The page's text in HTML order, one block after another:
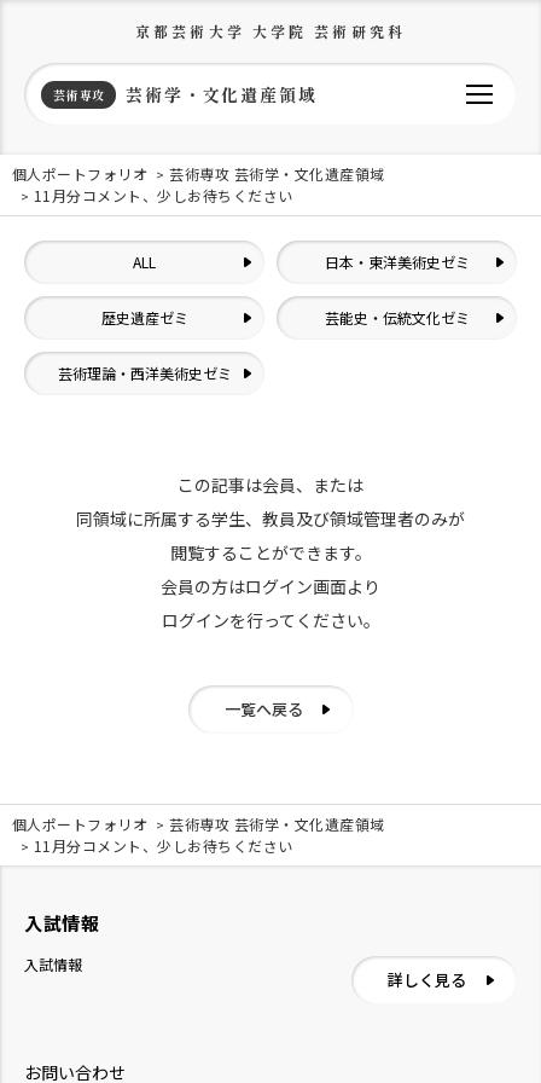
京都芸術大学 大学院 芸術研究科
芸術専攻 芸術学・文化遺産領域
個人ポートフォリオ
芸術専攻 芸術学・文化遺産領域
11月分コメント、少しお待ちください
ALL 日本・東洋美術史ゼミ
歴史遺産ゼミ 芸能史・伝統文化ゼミ
芸術理論・西洋美術史ゼミ
この記事は会員、または
同領域に所属する学生、教員及び領域管理者のみが
閲覧することができます。
会員の方はログイン画面より
ログインを行ってください。
一覧へ戻る
個人ポートフォリオ
芸術専攻 芸術学・文化遺産領域
11月分コメント、少しお待ちください
お問い合わせ
入試情報
入試情報
詳しく見る